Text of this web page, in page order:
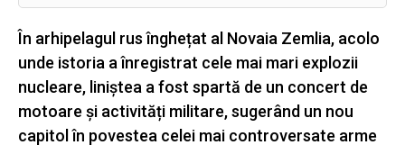
În arhipelagul rus înghețat al Novaia Zemlia, acolo
unde istoria a înregistrat cele mai mari explozii
nucleare, liniștea a fost spartă de un concert de
motoare și activități militare, sugerând un nou
capitol în povestea celei mai controversate arme